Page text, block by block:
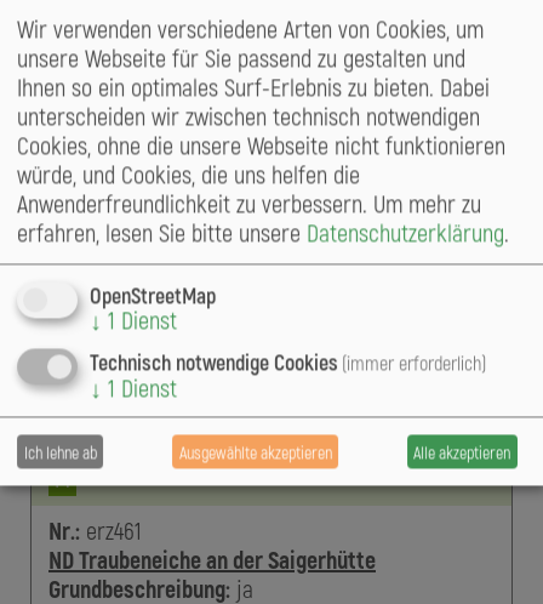
Trauben-Eiche ( Quercus petraea)
Familie: Fagaceae
Gemeinde: Bad Gottleuba–Berggießhübel, Stadt
Gemeindeteil: Bad Gottleuba, Kurort
Baumpate: Dietrich Schildbach
Nr.: MS056
Krumme Trauben-Eiche am Brüderweg Tharandt
Grundbeschreibung: ja
Art: Trauben-Eiche
Familie: Fagaceae
Gemeinde: Tharandt, Stadt
Gemeindeteil:
Baumpate: Franziska Wenk
M
Nr.: erz461
ND Traubeneiche an der Saigerhütte
Grundbeschreibung: ja
Wir verwenden verschiedene Arten von Cookies, um
unsere Webseite für Sie passend zu gestalten und
Ihnen so ein optimales Surf-Erlebnis zu bieten. Dabei
unterscheiden wir zwischen technisch notwendigen
Cookies, ohne die unsere Webseite nicht funktionieren
würde, und Cookies, die uns helfen die
Anwenderfreundlichkeit zu verbessern. Um mehr zu
erfahren, lesen Sie bitte unsere Datenschutzerklärung.
OpenStreetMap
↓ 1 Dienst
Technisch notwendige Cookies (immer erforderlich)
↓ 1 Dienst
Ich lehne ab Ausgewählte akzeptieren Alle akzeptieren